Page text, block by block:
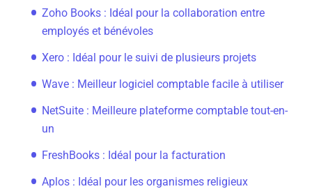
Zoho Books : Idéal pour la collaboration entre
employés et bénévoles
Xero : Idéal pour le suivi de plusieurs projets
Wave : Meilleur logiciel comptable facile à utiliser
NetSuite : Meilleure plateforme comptable tout-en-
un
FreshBooks : Idéal pour la facturation
Aplos : Idéal pour les organismes religieux